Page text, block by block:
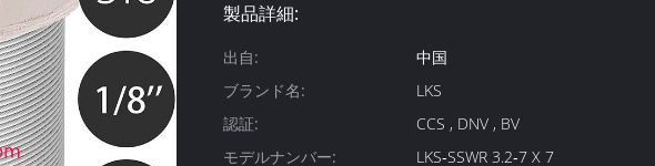
製品詳細:
出自:
中国
ブランド名:
LKS
認証:
CCS , DNV , BV
モデルナンバー:
LKS‐SSWR 3.2‐7 X 7